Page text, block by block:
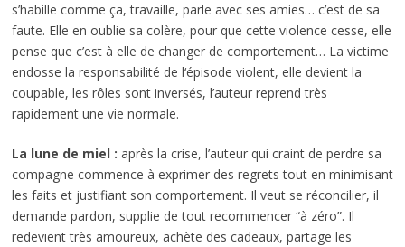
s’habille comme ça, travaille, parle avec ses amies… c’est de sa
faute. Elle en oublie sa colère, pour que cette violence cesse, elle
pense que c’est à elle de changer de comportement… La victime
endosse la responsabilité de l‘épisode violent, elle devient la
coupable, les rôles sont inversés, l’auteur reprend très
rapidement une vie normale.
La lune de miel : après la crise, l’auteur qui craint de perdre sa
compagne commence à exprimer des regrets tout en minimisant
les faits et justifiant son comportement. Il veut se réconcilier, il
demande pardon, supplie de tout recommencer “à zéro”. Il
redevient très amoureux, achète des cadeaux, partage les